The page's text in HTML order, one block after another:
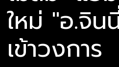
ใหม่ "อ.จิ
เข้าวงการ